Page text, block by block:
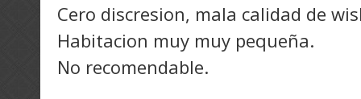
Cero discresion, mala calidad de
Habitacion muy muy pequeña.
No recomendable.